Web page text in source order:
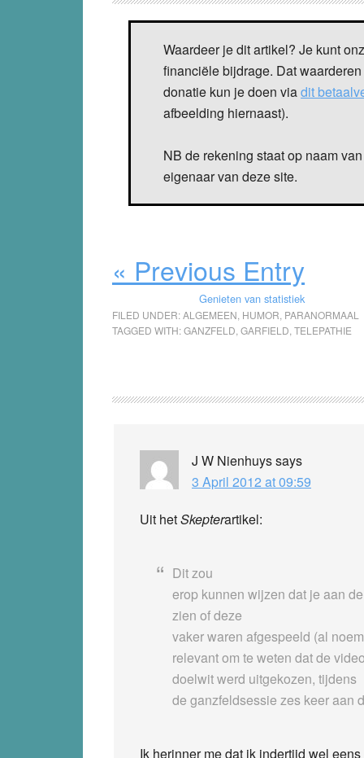
Waardeer je dit artikel? Je kunt
financiële bijdrage. Dat
donatie kun je doen viadit
afbeelding hiernaast).
NB de rekening staat op naam
eigenaar van deze site.
« Previous Entry
Genieten van statistiek
FILED UNDER:ALGEMEEN HUMOR PARANORMAAL
TAGGED WITH:GANZFELD GARFIELD TELEPATHIE
Interactions
J W Nienhuyssays
3 April 2012 at 09:59
Uit hetSkepterartikel:
Dit zou
erop kunnen wijzen dat je aan
zien of deze
vaker waren afgespeeld (al
relevant om te weten dat de
doelwit werd uitgekozen, tijdens
de ganzfeldsessie zes keer aan
Ik herinner me dat ik indertijd wel